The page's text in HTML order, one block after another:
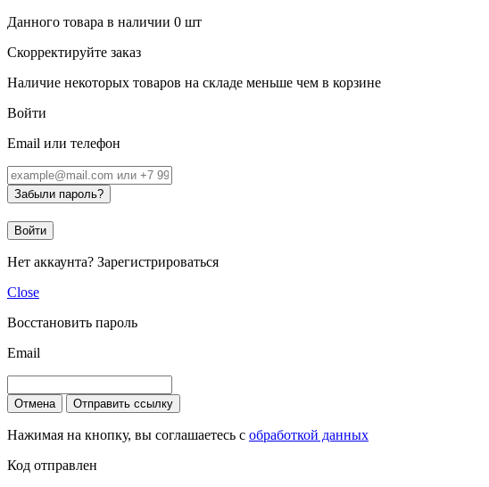
Данного товара в наличии 0 шт
Скорректируйте заказ
Наличие некоторых товаров на складе меньше чем в корзине
Войти
Email или телефон
Забыли пароль?
Войти
Нет аккаунта? Зарегистрироваться
Close
Восстановить пароль
Email
Отмена Отправить ссылку
Нажимая на кнопку, вы соглашаетесь с обработкой данных
Код отправлен